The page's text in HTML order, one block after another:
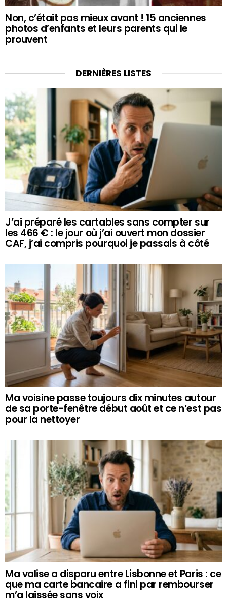
Non, c’était pas mieux avant ! 15 anciennes
photos d’enfants et leurs parents qui le
prouvent
DERNIÈRES LISTES
J’ai préparé les cartables sans compter sur
les 466 € : le jour où j’ai ouvert mon dossier
CAF, j’ai compris pourquoi je passais à côté
Ma voisine passe toujours dix minutes autour
de sa porte-fenêtre début août et ce n’est pas
pour la nettoyer
Ma valise a disparu entre Lisbonne et Paris : ce
que ma carte bancaire a fini par rembourser
m’a laissée sans voix